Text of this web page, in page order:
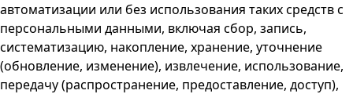
автоматизации или без использования таких средств с
персональными данными, включая сбор, запись,
систематизацию, накопление, хранение, уточнение
(обновление, изменение), извлечение, использование,
передачу (распространение, предоставление, доступ),